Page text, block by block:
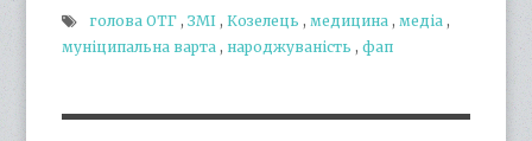
голова ОТГ ,ЗМІ ,Козелець ,медицина ,медіа ,
муніципальна варта , народжуваність ,фап